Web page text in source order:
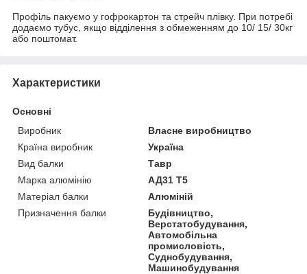
Профіль пакуємо у гофрокартон та стрейч плівку. При потребі
додаємо тубус, якщо відділення з обмеженням до 10/ 15/ 30кг
або поштомат.
Характеристики
Основні
Виробник
Власне виробництво
Країна виробник
Україна
Вид балки
Тавр
Марка алюмінію
АД31 Т5
Матеріал балки
Алюміній
Призначення балки
Будівництво,
Верстатобудування,
Автомобільна
промисловість,
Суднобудування,
Машинобудування